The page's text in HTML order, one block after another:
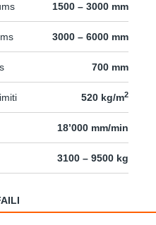
1500 – 3000 mm
3000 – 6000 mm
700 mm
520 kg/m2
18’000 mm/min
3100 – 9500 kg